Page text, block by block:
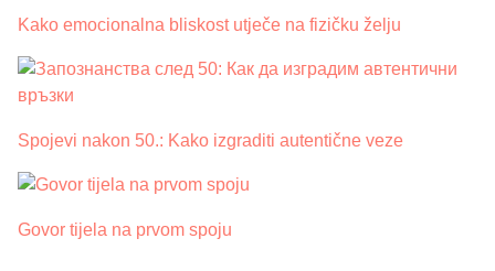
Kako emocionalna bliskost utječe na fizičku želju
Spojevi nakon 50.: Kako izgraditi autentične veze
Govor tijela na prvom spoju